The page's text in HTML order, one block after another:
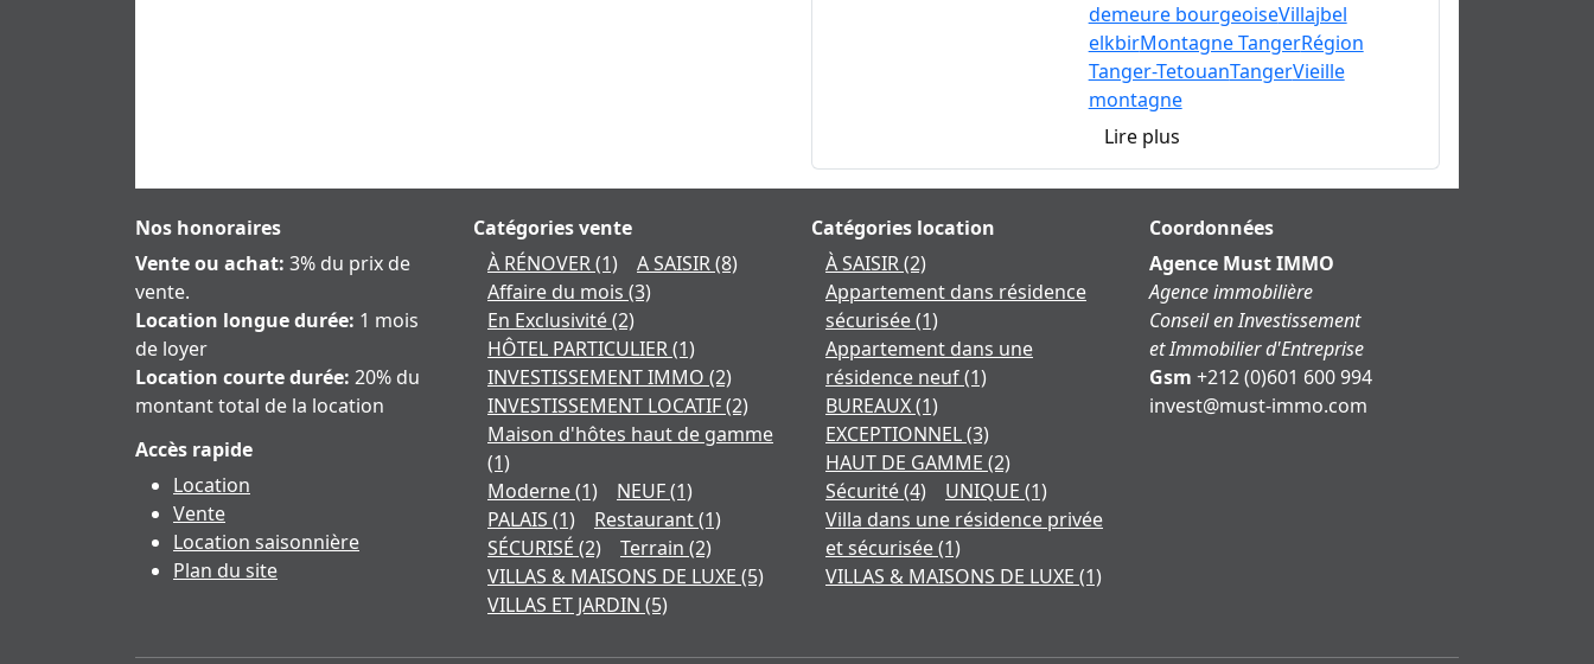
demeure bourgeoiseVillajbel
elkbirMontagne TangerRégion
Tanger-TetouanTangerVieille
montagne
Lire plus
Nos honoraires
Vente ou achat: 3% du prix de
vente.
Location longue durée: 1 mois
de loyer
Location courte durée: 20% du
montant total de la location
Accès rapide
Location
Vente
Location saisonnière
Plan du site
Catégories vente
À RÉNOVER(1) A SAISIR(8)
Affaire du mois (3)
En Exclusivité(2)
HÔTEL PARTICULIER(1)
INVESTISSEMENT IMMO (2)
INVESTISSEMENT LOCATIF(2)
Maison d'hôtes haut de gamme
(1)
Moderne(1) NEUF(1)
PALAIS (1) Restaurant(1)
SÉCURISÉ (2) Terrain (2)
VILLAS & MAISONS DE LUXE (5)
VILLAS ET JARDIN (5)
Catégories location
À SAISIR(2)
Appartement dans résidence
sécurisée(1)
Appartement dans une
résidence neuf(1)
BUREAUX(1)
EXCEPTIONNEL(3)
HAUT DE GAMME (2)
Sécurité(4) UNIQUE (1)
Villa dans une résidence privée
et sécurisée(1)
VILLAS & MAISONS DE LUXE (1)
Coordonnées
Agence Must IMMO
Agence immobilière
Conseil en Investissement
et Immobilier d'Entreprise
Gsm +212 (0)601 600 994
moc.ommi-tsum@tsevni